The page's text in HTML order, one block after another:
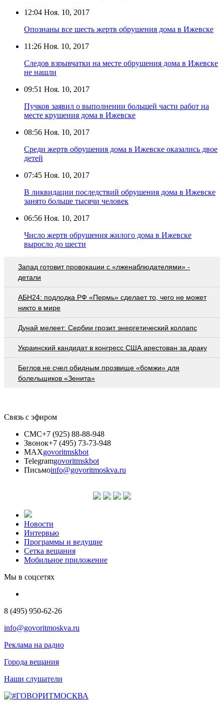
12:04 Ноя. 10, 2017
Опознаны все шесть жертв обрушения дома в Ижевске
11:26 Ноя. 10, 2017
Следов взрывчатки на месте обрушения дома в Ижевске
не нашли
09:51 Ноя. 10, 2017
Пучков заявил о выполнении большей части работ на
месте крушения дома в Ижевске
08:56 Ноя. 10, 2017
Среди жертв обрушения дома в Ижевске оказались двое
детей
07:45 Ноя. 10, 2017
В ликвидации последствий обрушения дома в Ижевске
занято больше тысячи человек
06:56 Ноя. 10, 2017
Число жертв обрушения жилого дома в Ижевске
выросло до шести
Запад готовит провокации с «лженаблюдателями» -
детали
АБН24: подлодка РФ «Пермь» сделает то, чего не может
никто в мире
Дунай мелеет: Сербии грозит энергетический коллапс
Украинский кандидат в конгресс США арестован за драку
Беглов не счел обидным прозвище «бомжи» для
болельщиков «Зенита»
Связь с эфиром
СМС+7 (925) 88-88-948
Звонок+7 (495) 73-73-948
MAXgovoritmskbot
Telegramgovoritmskbot
Письмоinfo@govoritmoskva.ru
Новости
Интервью
Программы и ведущие
Сетка вещания
Мобильное приложение
Мы в соцсетях
8 (495) 950-62-26
info@govoritmoskva.ru
Реклама на радио
Города вещания
Наши слушатели